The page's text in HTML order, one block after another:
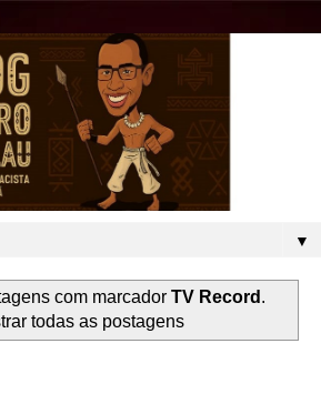
▼
com marcador TV Record .
todas as postagens